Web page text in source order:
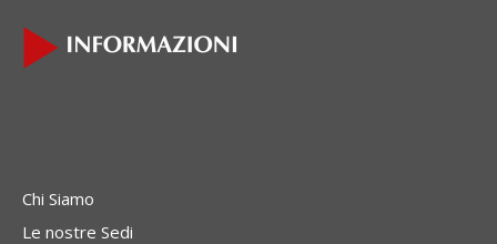
Chi Siamo
Le nostre Sedi